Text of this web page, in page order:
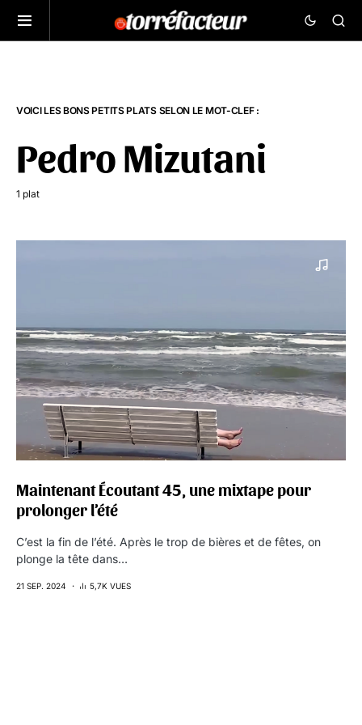
VOICI LES BONS PETITS PLATS SELON LE MOT-CLEF :
Pedro Mizutani
1 plat
Maintenant Écoutant 45, une mixtape pour
prolonger l’été
C’est la fin de l’été. Après le trop de bières et de fêtes, on
plonge la tête dans…
21 SEP. 2024 5,7K VUES